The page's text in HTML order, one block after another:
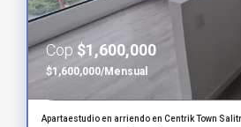
Cop $1,600,000
$1,600,000/Mensual
Apartaestudio en arriendo en Centrik Town